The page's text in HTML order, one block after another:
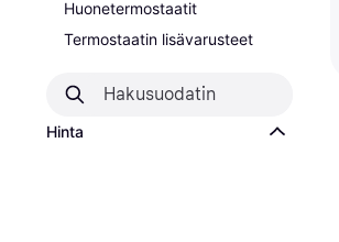
Huonetermostaatit
Termostaatin lisävarusteet
Hinta